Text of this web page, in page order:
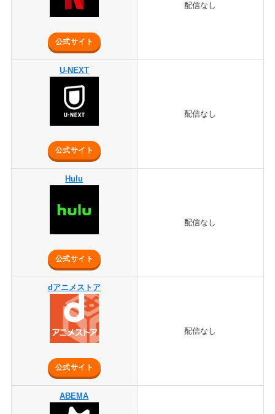
公式サイト
配信なし
U-NEXT
公式サイト
配信なし
Hulu
公式サイト
配信なし
dアニメストア
公式サイト
配信なし
ABEMA